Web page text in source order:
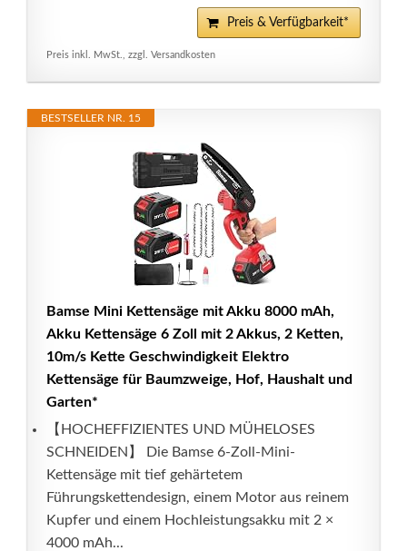
Preis & Verfügbarkeit*
Preis inkl. MwSt., zzgl. Versandkosten
BESTSELLER NR. 15
Bamse Mini Kettensäge mit Akku 8000 mAh,
Akku Kettensäge 6 Zoll mit 2 Akkus, 2 Ketten,
10m/s Kette Geschwindigkeit Elektro
Kettensäge für Baumzweige, Hof, Haushalt und
Garten*
【HOCHEFFIZIENTES UND MÜHELOSES
SCHNEIDEN】 Die Bamse 6-Zoll-Mini-
Kettensäge mit tief gehärtetem
Führungskettendesign, einem Motor aus reinem
Kupfer und einem Hochleistungsakku mit 2 ×
4000 mAh...